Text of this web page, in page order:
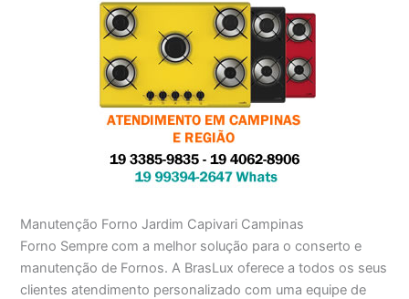
Manutenção Forno Jardim Capivari Campinas
Forno Sempre com a melhor solução para o conserto e
manutenção de Fornos. A BrasLux oferece a todos os seus
clientes atendimento personalizado com uma equipe de